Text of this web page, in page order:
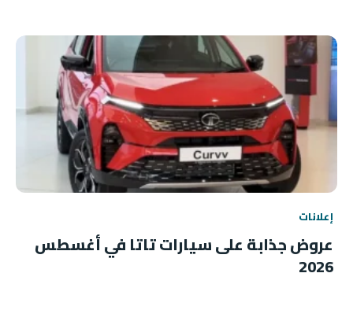
إعلانات
عروض جذابة على سيارات تاتا في أغسطس
2026